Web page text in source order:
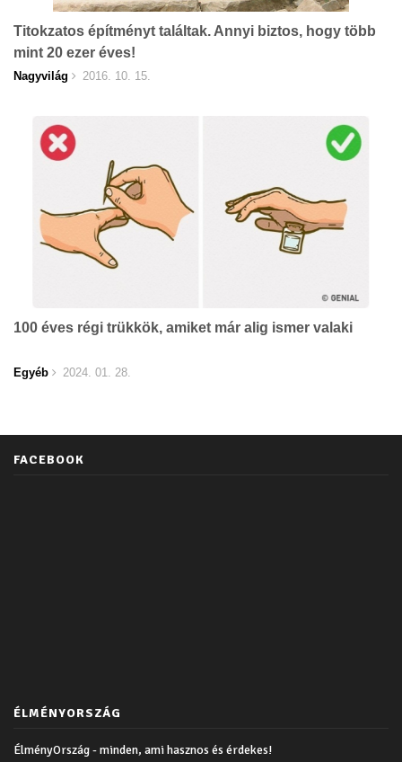
Titokzatos építményt találtak. Annyi biztos, hogy több
mint 20 ezer éves!
Nagyvilág 2016. 10. 15.
100 éves régi trükkök, amiket már alig ismer valaki
Egyéb 2024. 01. 28.
FACEBOOK
ÉLMÉNYORSZÁG
ÉlményOrszág - minden, ami hasznos és érdekes!